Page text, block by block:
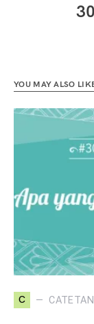
YOU MAY ALSO
C CATETAN